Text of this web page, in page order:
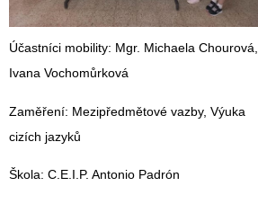
Účastníci mobility: Mgr. Michaela Chourová,
Ivana Vochomůrková
Zaměření: Mezipředmětové vazby, Výuka
cizích jazyků
Škola: C.E.I.P. Antonio Padrón